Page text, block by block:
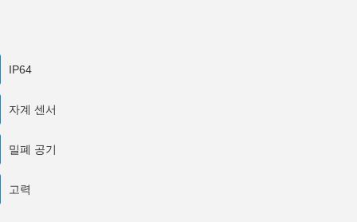
IP64
자계 센서
밀폐 공기
고력